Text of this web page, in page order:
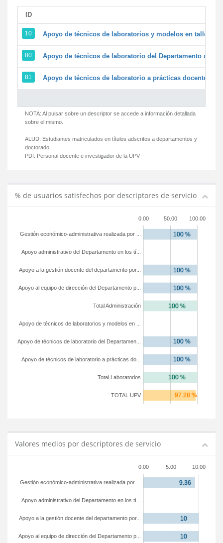
ID
10 Apoyo de técnicos de laboratorios y modelos en
80 Apoyo de técnicos de laboratorio del Departamento a la
81 Apoyo de técnicos de laboratorio a prácticas docentes y
NOTA: Al pulsar sobre un descriptor se accede a información detallada
sobre el mismo.
ALUD: Estudiantes matriculados en títulos adscritos a departamentos y
doctorado
PDI: Personal docente e investigador de la UPV
% de usuarios satisfechos por descriptores de servicio
0.00 50.00 100.00
TOTAL UPV
Total Laboratorios
Apoyo de técnicos de laboratorio a prácticas do...
Apoyo de técnicos de laboratorio del Departamen...
Apoyo de técnicos de laboratorios y modelos en ...
Total Administración
Apoyo al equipo de dirección del Departamento p...
Apoyo a la gestión docente del departamento por...
Apoyo administrativo del Departamento en los tí...
Gestión económico-administrativa realizada por ...
Valores medios por descriptores de servicio
0.00 5.00 10.00
Apoyo al equipo de dirección del Departamento p...
Apoyo a la gestión docente del departamento por...
Apoyo administrativo del Departamento en los tí...
Gestión económico-administrativa realizada por ...